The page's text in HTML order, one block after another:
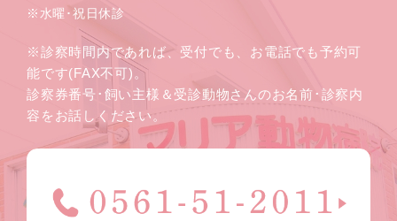
※水曜･祝日休診
※診察時間内であれば、受付でも、お電話でも予約可
能です(FAX不可)。
診察券番号･飼い主様＆受診動物さんのお名前･診察内
容をお話しください。